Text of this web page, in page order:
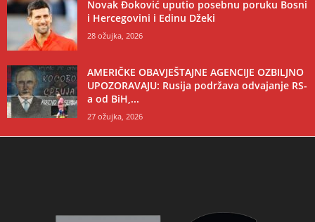
Novak Đoković uputio posebnu poruku Bosni
i Hercegovini i Edinu Džeki
28 ožujka, 2026
AMERIČKE OBAVJEŠTAJNE AGENCIJE OZBILJNO
UPOZORAVAJU: Rusija podržava odvajanje RS-
a od BiH,...
27 ožujka, 2026